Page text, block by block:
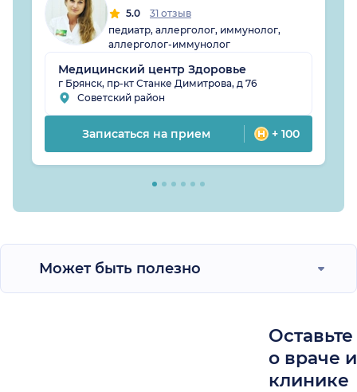
5.0
31 отзыв
педиатр, аллерголог, иммунолог,
аллерголог-иммунолог
Медицинский центр Здоровье
г Брянск, пр-кт Станке Димитрова, д 76
Советский район
Записаться на прием + 100
Может быть полезно
о враче
клинике